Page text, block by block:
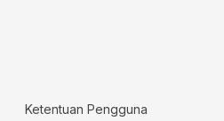
Ketentuan Pengguna